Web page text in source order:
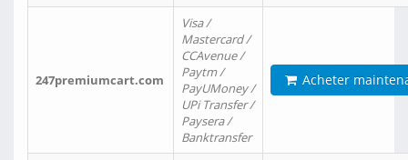
247premiumcart.com
Visa /
Mastercard /
CCAvenue /
Paytm /
PayUMoney /
UPi Transfer /
Paysera /
Banktransfer
Acheter